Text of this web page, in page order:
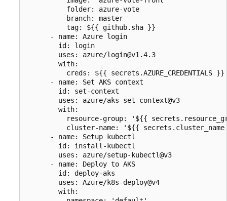
          folder: azure-vote
          branch: master
          tag: ${{ github.sha }}
      - name: Azure login
        id: login
        uses: azure/login@v1.4.3
        with:
          creds: ${{ secrets.AZURE_CREDENTIALS }}
      - name: Set AKS context
        id: set-context
        uses: azure/aks-set-context@v3
        with:
resource-group: '${{
cluster-name: '${{ secrets.cluster_name
      - name: Setup kubectl
        id: install-kubectl
        uses: azure/setup-kubectl@v3
      - name: Deploy to AKS
        id: deploy-aks
        uses: Azure/k8s-deploy@v4
        with: